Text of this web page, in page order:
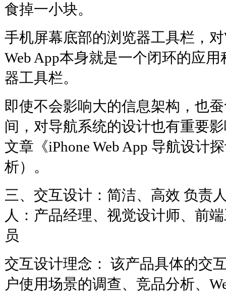
食掉一小块。
手机屏幕底部的浏览器工具栏，
Web App本身就是一个闭环的应
器工具栏。
即使不会影响大的信息架构，也
间，对导航系统的设计也有重要
文章《iPhone Web App 导航设计
析）。
三、交互设计：简洁、高效 负责
人：产品经理、视觉设计师、前
员
交互设计理念： 该产品具体的交
户使用场景的调查、竞品分析、